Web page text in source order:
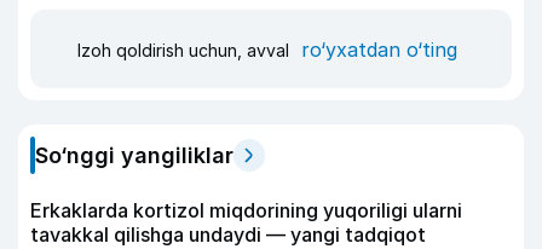
Izoh qoldirish uchun, avval ro‘yxatdan o‘ting
So‘nggi yangiliklar
Erkaklarda kortizol miqdorining yuqoriligi ularni
tavakkal qilishga undaydi — yangi tadqiqot